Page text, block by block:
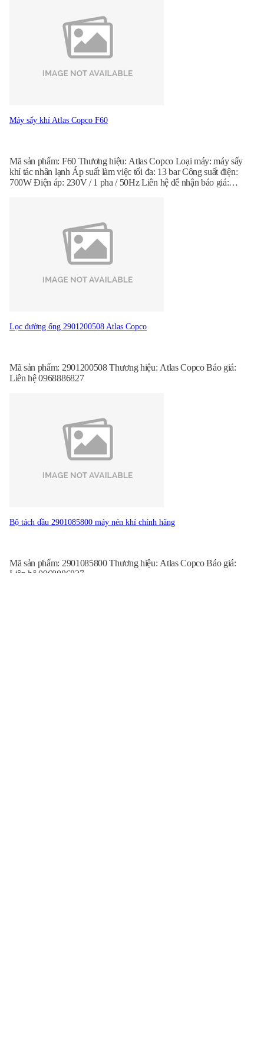
Máy sấy khí Atlas Copco F60
Mã sản phẩm: F60 Thương hiệu: Atlas Copco Loại máy: máy sấy
khí tác nhân lạnh Áp suất làm việc tối đa: 13 bar Công suất điện:
700W Điện áp: 230V / 1 pha / 50Hz Liên hệ để nhận báo giá:
Lọc đường ống 2901200508 Atlas Copco
Mã sản phẩm: 2901200508 Thương hiệu: Atlas Copco Báo giá:
Liên hệ 0968886827
Bộ tách dầu 2901085800 máy nén khí chính hãng
Mã sản phẩm: 2901085800 Thương hiệu: Atlas Copco Báo giá:
Liên hệ 0968886827